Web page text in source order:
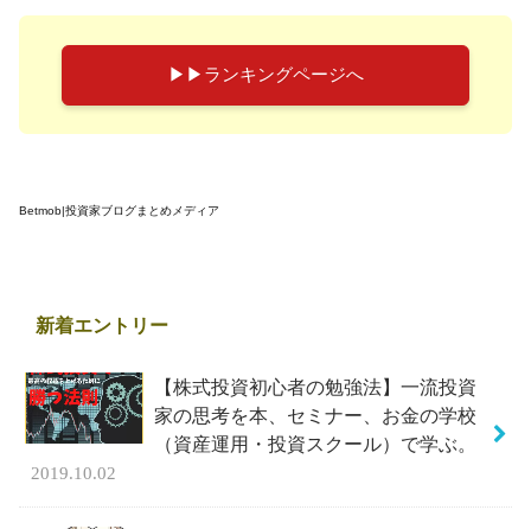
▶︎▶︎ランキングページへ
Betmob|投資家ブログまとめメディア
新着エントリー
【株式投資初心者の勉強法】一流投資
家の思考を本、セミナー、お金の学校
（資産運用・投資スクール）で学ぶ。
2019.10.02